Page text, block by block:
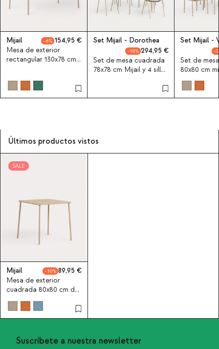
Mijail 6
154,95
Mesa de exterior
rectangular 130x78 cm
Set Mijail - Dorothea
18
294,95
Set de mesa cuadrada
78x78 cm Mijail y 4 sillas
exterior
Set Mijail -
Set de
80x80 cm
con
Últimos productos vistos
SALE
Mijail 10
89,95
Mesa de exterior
cuadrada 80x80 cm de
metal Mijail
Suscríbete a nuestra newsletter